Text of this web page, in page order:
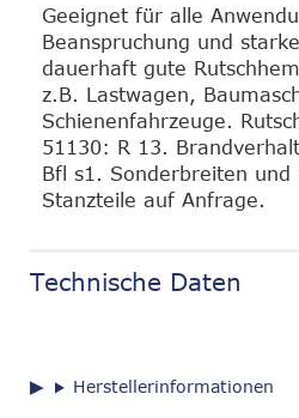
Geeignet für alle
Beanspruchung und
dauerhaft gute
z.B. Lastwagen,
Schienenfahrzeuge.
51130: R 13.
Bfl s1. Sonderbreiten und
Stanzteile auf Anfrage.
Technische Daten
Herstellerinformationen